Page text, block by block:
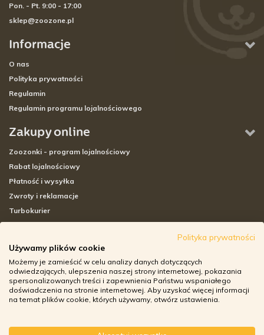
Informacje
O nas
Polityka prywatności
Regulamin
Regulamin programu lojalnościowego
Zakupy online
Zoozonki - program lojalnościowy
Rabat lojalnościowy
Płatność i wysyłka
Zwroty i reklamacje
Turbokurier
Adresy sklepów stacjonarnych
Godziny otwarcia sklepów
Aplikacja zoozone.pl
Zwroty i reklamacje
Pon. - Pt. 9:00 - 17:00
sklep@zoozone.pl
Polityka prywatności
Używamy plików cookie
Możemy je zamieścić w celu analizy danych dotyczących
odwiedzających, ulepszenia naszej strony internetowej, pokazania
spersonalizowanych treści i zapewnienia Państwu wspaniałego
doświadczenia na stronie internetowej. Aby uzyskać więcej informacji
na temat plików cookie, których używamy, otwórz ustawienia.